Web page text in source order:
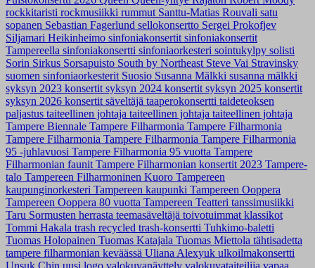
rockkitaristi rockmusiikki rummut Santtu-Matias Rouvali satu
sopanen Sebastian Fagerlund sellokonsertto Sergei Prokofjev
Siljamari Heikinheimo sinfoniakonsertit sinfoniakonsertit
Tampereella sinfoniakonsertti sinfoniaorkesteri sointukylpy solisti
Sorin Sirkus Sorsapuisto South by Northeast Steve Vai Stravinsky
suomen sinfoniaorkesterit Suosio Susanna Mälkki susanna mälkki
syksyn 2023 konsertit syksyn 2024 konsertit syksyn 2025 konsertit
syksyn 2026 konsertit säveltäjä taaperokonsertti taideteoksen
paljastus taiteellinen johtaja taiteellinen johtaja taiteellinen johtaja
Tampere Biennale Tampere Filharmonia Tampere Filharmonia
Tampere Filharmonia Tampere Filharmonia Tampere Filharmonia
95 -juhlavuosi Tampere Filharmonia 95 vuotta Tampere
Filharmonian faunit Tampere Filharmonian konsertit 2023 Tampere-
talo Tampereen Filharmoninen Kuoro Tampereen
kaupunginorkesteri Tampereen kaupunki Tampereen Ooppera
Tampereen Ooppera 80 vuotta Tampereen Teatteri tanssimusiikki
Taru Sormusten herrasta teemasäveltäjä toivotuimmat klassikot
Tommi Hakala trash recycled trash-konsertti Tuhkimo-baletti
Tuomas Holopainen Tuomas Katajala Tuomas Miettola tähtisadetta
tampere filharmonian keväässä Uliana Alexyuk ulkoilmakonsertti
Unsuk Chin uusi logo valokuvanäyttely valokuvataiteilija vapaa